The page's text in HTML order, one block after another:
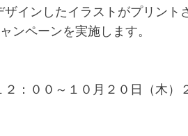
インしたイラストがプリント
ンペーンを実施します。
２：００～１０月２０日（木）